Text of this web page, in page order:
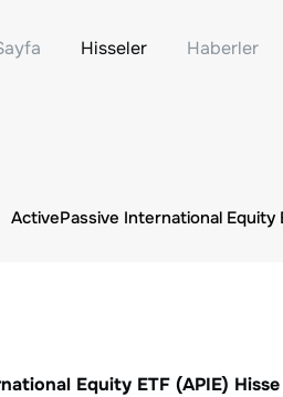
Hisseler Haberler
ActivePassive International Equity
Equity ETF (APIE) Hisse